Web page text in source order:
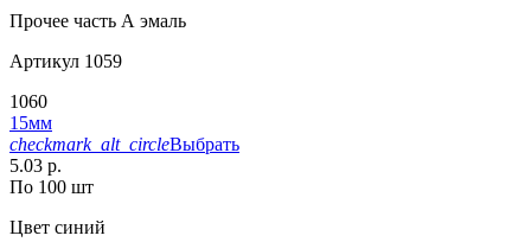
Прочее часть А эмаль
Артикул 1059
1060
15мм
checkmark_alt_circleВыбрать
5.03 р.
По 100 шт
Цвет синий